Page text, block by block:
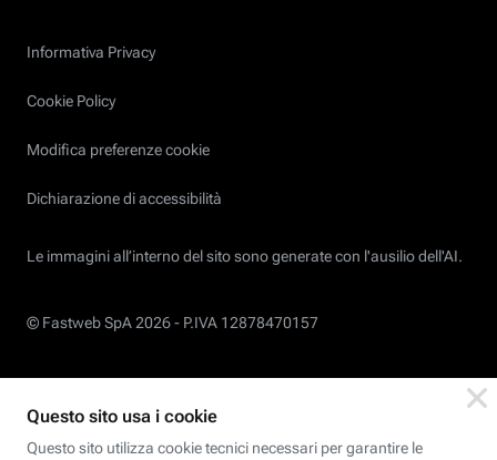
Informativa Privacy
Cookie Policy
Modifica preferenze cookie
Dichiarazione di accessibilità
Le immagini all’interno del sito sono generate con l'ausilio dell'AI.
© Fastweb SpA 2026 - P.IVA 12878470157